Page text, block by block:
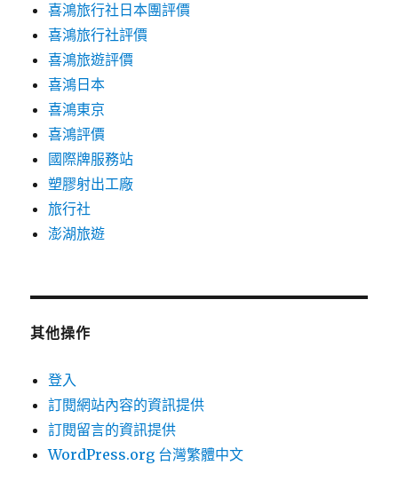
喜鴻旅行社日本團評價
喜鴻旅行社評價
喜鴻旅遊評價
喜鴻日本
喜鴻東京
喜鴻評價
國際牌服務站
塑膠射出工廠
旅行社
澎湖旅遊
其他操作
登入
訂閱網站內容的資訊提供
訂閱留言的資訊提供
WordPress.org 台灣繁體中文